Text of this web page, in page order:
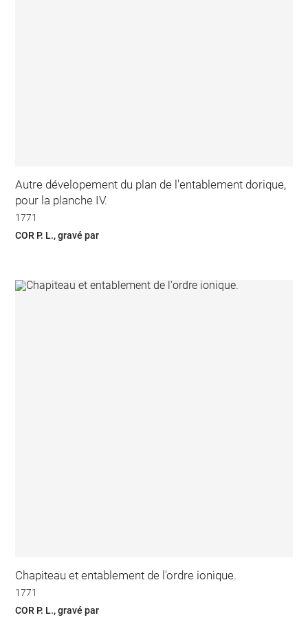
Autre dévelopement du plan de l'entablement dorique,
pour la planche IV.
1771
COR P. L., gravé par
Chapiteau et entablement de l'ordre ionique.
1771
COR P. L., gravé par